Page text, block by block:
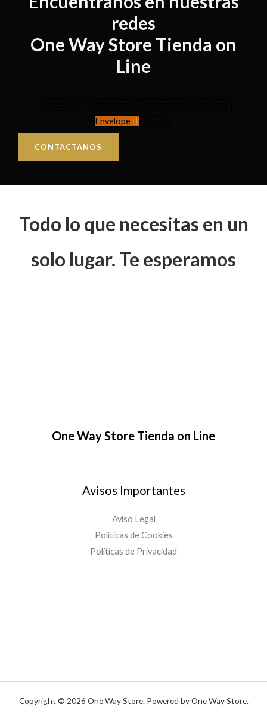
redes
One Way Store Tienda on
Line
Envelope
CONTACTANOS
Todo lo que necesitas en un
solo lugar. Te esperamos
One Way Store Tienda on Line
Avisos Importantes
Aviso Legal
Políticas de Cookies
Políticas de Privacidad
Copyright © 2026 One Way Store. Powered by One Way Store.